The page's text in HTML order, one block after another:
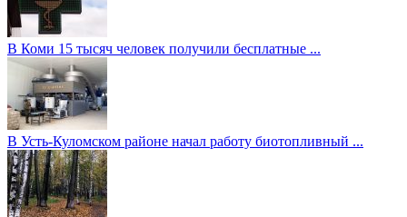
В Коми 15 тысяч человек получили бесплатные ...
В Усть-Куломском районе начал работу биотопливный ...